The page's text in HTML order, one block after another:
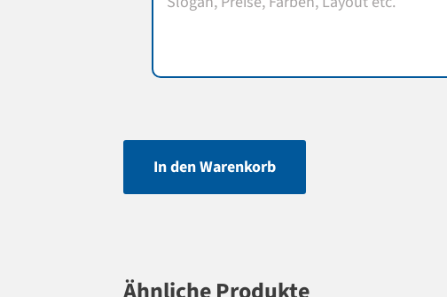
In den Warenkorb